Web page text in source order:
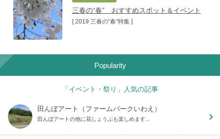
三春の“春” おすすめスポット＆イベント
[ 2019 三春の“春”特集 ]
Popularity
「イベント・祭り」人気の記事
田んぼアート（ファームパークいわえ）
田んぼアートの他に花しょうぶも楽しめます...